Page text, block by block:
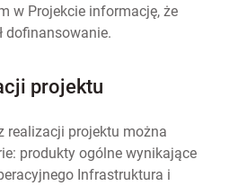
w Projekcie informację, że
dofinansowanie.
projektu
realizacji projektu można
produkty ogólne wynikające
Infrastruktura i